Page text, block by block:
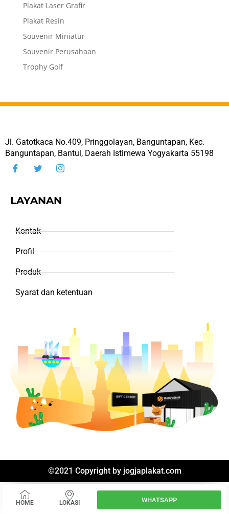
Plakat Laser Grafir
Plakat Resin
Souvenir Miniatur
Souvenir Perusahaan
Trophy Golf
Jl. Gatotkaca No.409, Pringgolayan, Banguntapan, Kec.
Banguntapan, Bantul, Daerah Istimewa Yogyakarta 55198
LAYANAN
Kontak
Profil
Produk
Syarat dan ketentuan
©2021 Copyright by jogjaplakat.com
HOME LOKASI WHATSAPP